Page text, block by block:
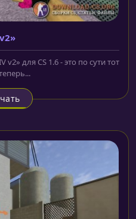
для CS 1.6 - это по сути тот